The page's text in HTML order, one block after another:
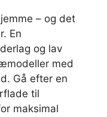
– og det
En
og lav
med
Gå efter en
til
maksimal